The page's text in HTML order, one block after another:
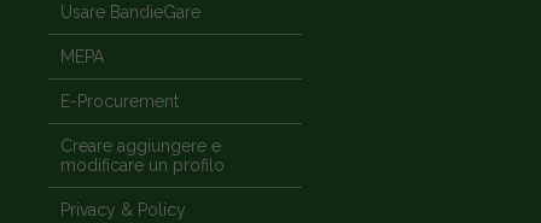
Usare BandieGare
MEPA
E-Procurement
Creare aggiungere e
modificare un profilo
Privacy & Policy